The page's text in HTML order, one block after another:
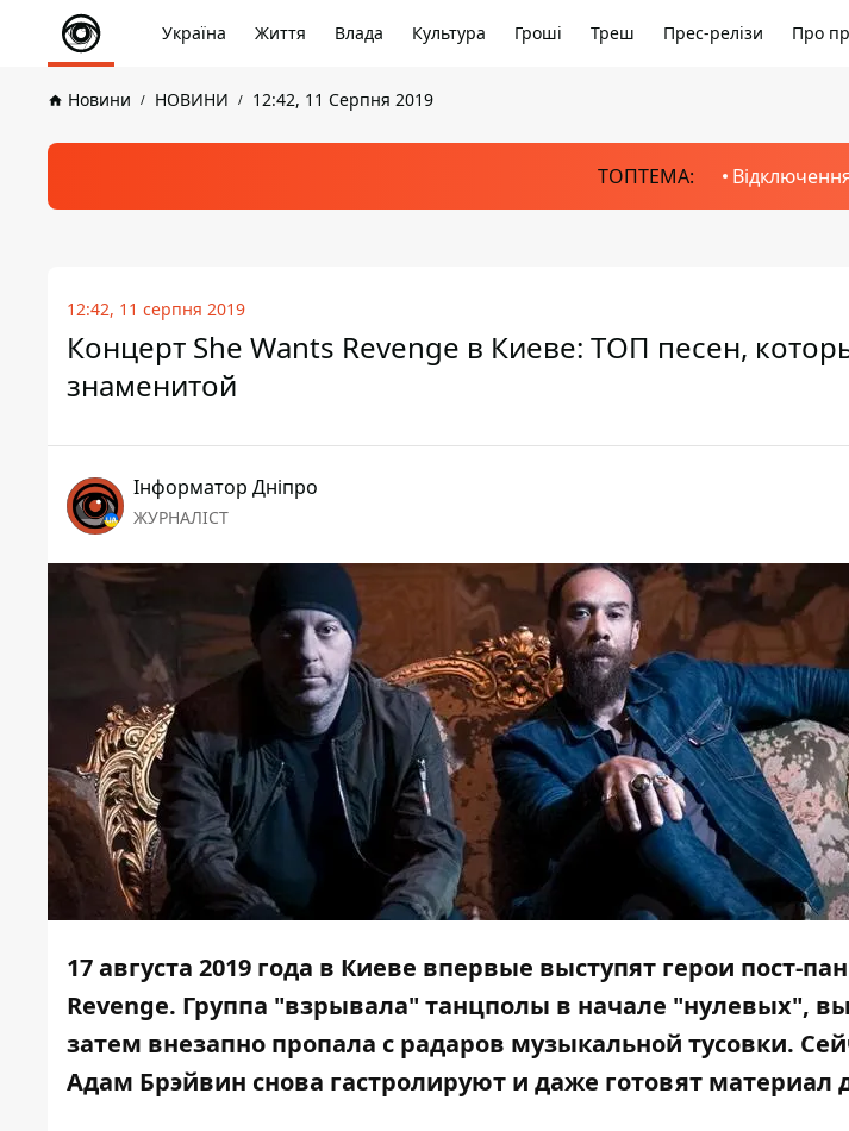
Україна Життя Влада Культура Гроші Треш Прес-релізи Про
Новини НОВИНИ 12:42, 11 Серпня 2019
ТОПТЕМА:
12:42, 11 серпня 2019
Концерт She Wants Revenge в Киеве: ТОП песен,
знаменитой
Інформатор Дніпро
ЖУРНАЛІСТ
17 августа 2019 года в Киеве впервые выступят герои пост-
Revenge. Группа "взрывала" танцполы в начале "нулевых",
затем внезапно пропала с радаров музыкальной тусовки.
Адам Брэйвин снова гастролируют и даже готовят материал